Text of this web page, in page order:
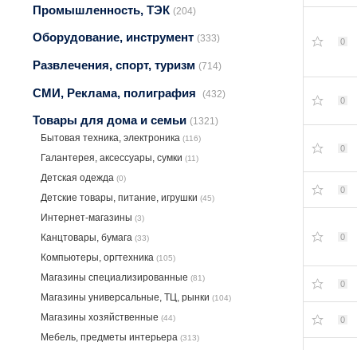
Промышленность, ТЭК (204)
Оборудование, инструмент (333)
Развлечения, спорт, туризм (714)
СМИ, Реклама, полиграфия (432)
Товары для дома и семьи (1321)
Бытовая техника, электроника (116)
Галантерея, аксессуары, сумки (11)
Детская одежда (0)
Детские товары, питание, игрушки (45)
Интернет-магазины (3)
Канцтовары, бумага (33)
Компьютеры, оргтехника (105)
Магазины специализированные (81)
Магазины универсальные, ТЦ, рынки (104)
Магазины хозяйственные (44)
Мебель, предметы интерьера (313)
0
0
0
0
0
0
0